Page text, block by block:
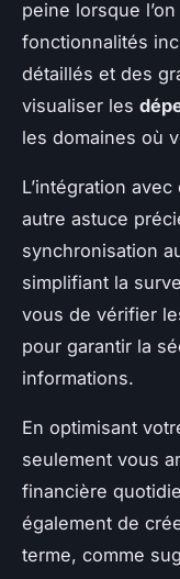
peine lorsque
fonctionnalités
détaillés et des
visualiser les
les domaines où
L’intégration avec
autre astuce
synchronisation
simplifiant la
vous de vérifier
pour garantir la
informations.
En optimisant
seulement vous
financière
également de
terme, comme